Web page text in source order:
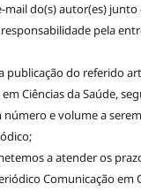
mail do(s) autor(es)
pela
publicação do referido
Ciências da Saúde,
número e volume a
a atender os
Comunicação em